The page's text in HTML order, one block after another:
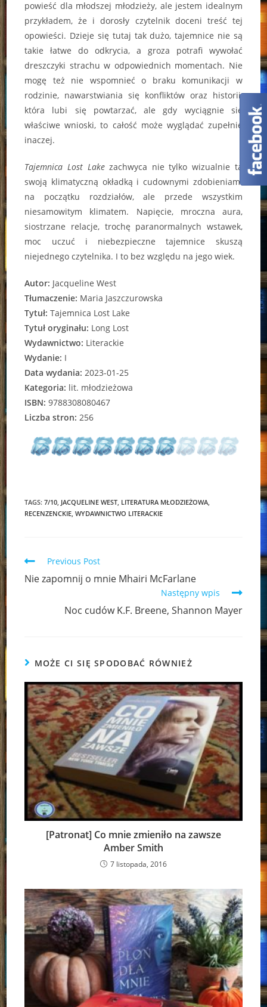
powieść dla młodszej młodzieży, ale jestem idealnym
przykładem, że i dorosły czytelnik doceni treść tej
opowieści. Dzieje się tutaj tak dużo, tajemnice nie są
takie łatwe do odkrycia, a groza potrafi wywołać
dreszczyki strachu w odpowiednich momentach. Nie
mogę też nie wspomnieć o braku komunikacji w
rodzinie, nawarstwiania się konfliktów oraz historii,
która lubi się powtarzać, ale gdy wyciągnie się
właściwe wnioski, to całość może wyglądać zupełnie
inaczej.
Tajemnica Lost Lakezachwyca nie tylko wizualnie tą
swoją klimatyczną okładką i cudownymi zdobieniami
na początku rozdziałów, ale przede wszystkim
niesamowitym klimatem. Napięcie, mroczna aura,
siostrzane relacje, trochę paranormalnych wstawek,
moc uczuć i niebezpieczne tajemnice skuszą
niejednego czytelnika. I to bez względu na jego wiek.
Autor: Jacqueline West
Tłumaczenie: Maria Jaszczurowska
Tytuł: Tajemnica Lost Lake
Tytuł oryginału: Long Lost
Wydawnictwo: Literackie
Wydanie: I
Data wydania: 2023-01-25
Kategoria: lit. młodzieżowa
ISBN: 9788308080467
Liczba stron: 256
TAGS:7/10 JACQUELINE WEST LITERATURA MŁODZIEŻOWA
RECENZENCKIE WYDAWNICTWO LITERACKIE
Read
articles
Previous Post
Nie zapomnij o mnie Mhairi McFarlane
Następny wpis
Noc cudów K.F. Breene, Shannon Mayer
MOŻE CI SIĘ SPODOBAĆ RÓWNIEŻ
[Patronat] Co mnie zmieniło na zawsze
Amber Smith
7 listopada, 2016